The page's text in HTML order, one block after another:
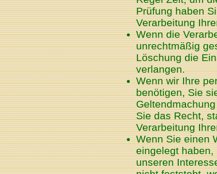
Prüfung haben
Verarbeitung
Wenn die
unrechtmäßig
Löschung die
verlangen.
Wenn wir Ihre
benötigen, Sie
Sie das Recht,
Verarbeitung
Wenn Sie einen
eingelegt haben,
unseren